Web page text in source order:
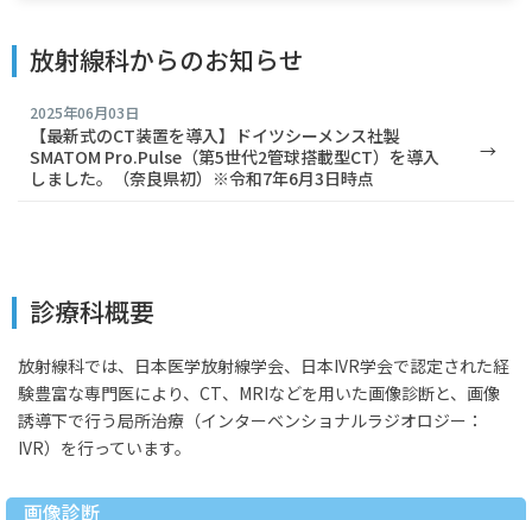
放射線科からのお知らせ
2025年06月03日
【最新式のCT装置を導入】ドイツシーメンス社製
SMATOM Pro.Pulse（第5世代2管球搭載型CT）を導入
しました。（奈良県初）※令和7年6月3日時点
診療科概要
放射線科では、日本医学放射線学会、日本IVR学会で認定された経
験豊富な専門医により、CT、MRIなどを用いた画像診断と、画像
誘導下で行う局所治療（インターベンショナルラジオロジー：
IVR）を行っています。
画像診断